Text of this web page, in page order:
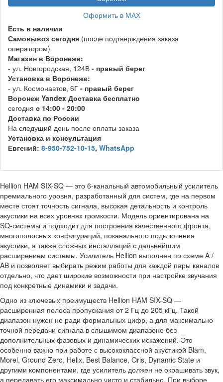
Оформить в МАХ
Есть в наличии
Самовывоз сегодня (после подтверждения заказа
оператором)
Магазин в Воронеже:
- ул. Новгородская, 124В - правый берег
Установка в Воронеже:
- ул. Космонавтов, 6Г - правый берег
Воронеж Yandex Доставка бесплатно
сегодня с 14:00 - 20:00
Доставка по России
На следущий день после оплаты заказа
Установка и консультация
Евгений: 8-950-752-10-15, WhatsApp
Hellion HAM SIX-SQ — это 6-канальный автомобильный усилитель
премиального уровня, разработанный для систем, где на первом
месте стоят точность сигнала, высокая детальность и контроль
акустики на всех уровнях громкости. Модель ориентирована на
SQ-системы и подходит для построения качественного фронта,
многополосных конфигураций, поканального подключения
акустики, а также сложных инсталляций с дальнейшим
расширением системы. Усилитель Hellion выполнен по схеме A /
AB и позволяет выбирать режим работы для каждой пары каналов
отдельно, что дает широкие возможности при настройке звучания
под конкретные динамики и задачи.
Одно из ключевых преимуществ Hellion HAM SIX-SQ —
расширенная полоса пропускания от 2 Гц до 205 кГц. Такой
диапазон нужен не ради формальных цифр, а для максимально
точной передачи сигнала в слышимом диапазоне без
дополнительных фазовых и динамических искажений. Это
особенно важно при работе с высококлассной акустикой Blam,
Morel, Ground Zero, Helix, Best Balance, Oris, Dynamic State и
другими компонентами, где усилитель должен не окрашивать звук,
а передавать его максимально чисто и стабильно. При выборе